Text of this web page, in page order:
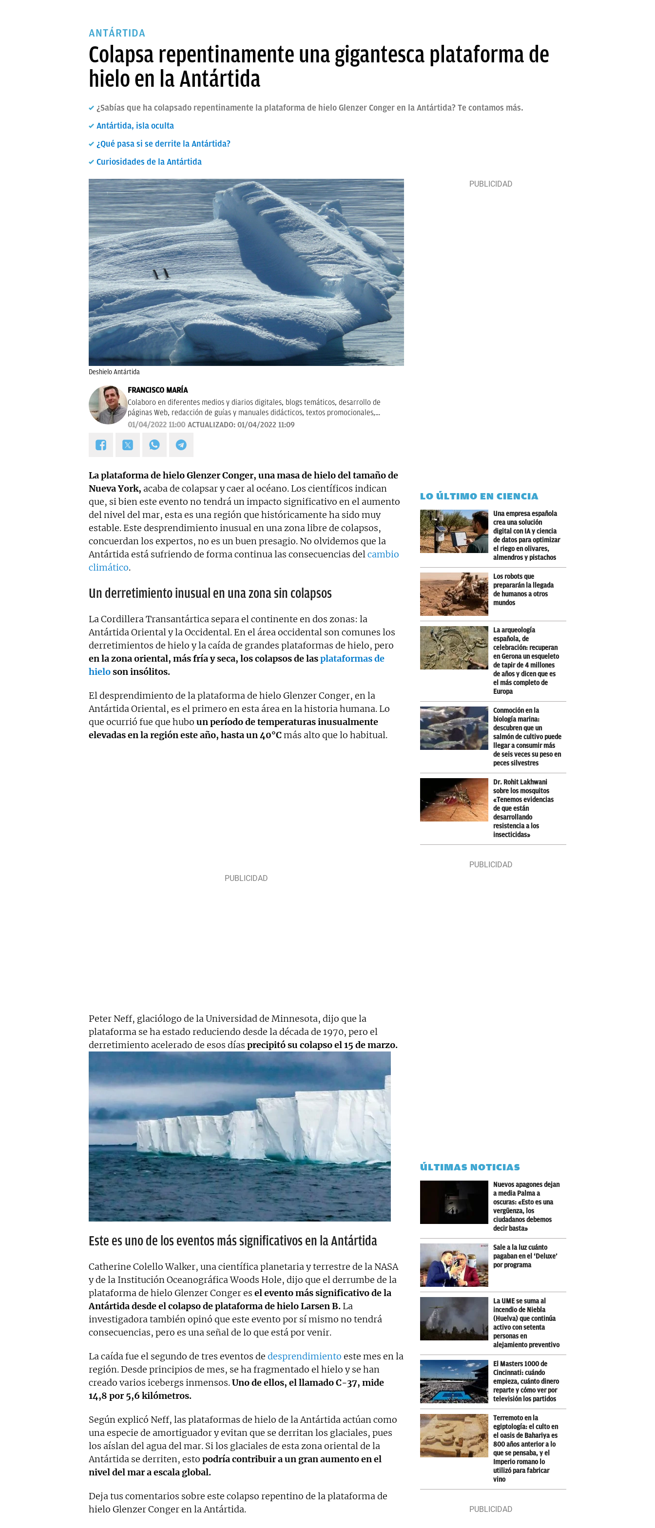
ANTÁRTIDA
Colapsa repentinamente una gigantesca plataforma de
hielo en la Antártida
¿Sabías que ha colapsado repentinamente la plataforma de hielo Glenzer Conger en la Antártida? Te contamos más.
Antártida, isla oculta
¿Qué pasa si se derrite la Antártida?
Curiosidades de la Antártida
Deshielo Antártida
FRANCISCO MARÍA
Colaboro en diferentes medios y diarios digitales, blogs temáticos, desarrollo de
páginas Web, redacción de guías y manuales didácticos, textos promocionales,
campañas publicitarias y de marketing, artículos de opinión, relatos y guiones, y
calidad, bien documentado y revisado, así como a la curación y depuración de textos.
01/04/2022 11:00 ACTUALIZADO: 01/04/2022 11:09
La plataforma de hielo Glenzer Conger, una masa de hielo del tamaño de
Nueva York, acaba de colapsar y caer al océano. Los científicos indican
que, si bien este evento no tendrá un impacto significativo en el aumento
del nivel del mar, esta es una región que históricamente ha sido muy
estable. Este desprendimiento inusual en una zona libre de colapsos,
concuerdan los expertos, no es un buen presagio. No olvidemos que la
Antártida está sufriendo de forma continua las consecuencias delcambio
climático.
Un derretimiento inusual en una zona sin colapsos
La Cordillera Transantártica separa el continente en dos zonas: la
Antártida Oriental y la Occidental. En el área occidental son comunes los
derretimientos de hielo y la caída de grandes plataformas de hielo, pero
en la zona oriental, más fría y seca, los colapsos de lasplataformas de
hieloson insólitos.
El desprendimiento de la plataforma de hielo Glenzer Conger, en la
Antártida Oriental, es el primero en esta área en la historia humana. Lo
que ocurrió fue que hubo un período de temperaturas inusualmente
elevadas en la región este año, hasta un 40°Cmás alto que lo habitual.
Peter Neff, glaciólogo de la Universidad de Minnesota, dijo que la
plataforma se ha estado reduciendo desde la década de 1970, pero el
derretimiento acelerado de esos días precipitó su colapso el 15 de marzo.
Este es uno de los eventos más significativos en la Antártida
Catherine Colello Walker, una científica planetaria y terrestre de la NASA
y de la Institución Oceanográfica Woods Hole, dijo que el derrumbe de la
plataforma de hielo Glenzer Conger es el evento más significativo de la
Antártida desde el colapso de plataforma de hielo Larsen B. La
investigadora también opinó que este evento por sí mismo no tendrá
consecuencias, pero es una señal de lo que está por venir.
La caída fue el segundo de tres eventos de desprendimiento este mes en la
región. Desde principios de mes, se ha fragmentado el hielo y se han
creado varios icebergs inmensos.Uno de ellos, el llamado C-37, mide
14,8 por 5,6 kilómetros.
Según explicó Neff, las plataformas de hielo de la Antártida actúan como
una especie de amortiguador y evitan que se derritan los glaciales, pues
los aíslan del agua del mar. Si los glaciales de esta zona oriental de la
Antártida se derriten, esto podría contribuir a un gran aumento en el
nivel del mar a escala global.
Deja tus comentarios sobre este colapso repentino de la plataforma de
hielo Glenzer Conger en la Antártida.
LO ÚLTIMO EN CIENCIA
Una empresa española
crea una solución
digital con IA y ciencia
de datos para optimizar
el riego en olivares,
almendros y pistachos
Los robots que
prepararán la llegada
de humanos a otros
mundos
La arqueología
española, de
celebración: recuperan
en Gerona un esqueleto
de tapir de 4 millones
de años y dicen que es
el más completo de
Europa
Conmoción en la
biología marina:
descubren que un
salmón de cultivo puede
llegar a consumir más
de seis veces su peso en
peces silvestres
Dr. Rohit Lakhwani
sobre los mosquitos
«Tenemos evidencias
de que están
desarrollando
resistencia a los
insecticidas»
ÚLTIMAS NOTICIAS
Nuevos apagones dejan
a media Palma a
oscuras: «Esto es una
vergüenza, los
ciudadanos debemos
decir basta»
Sale a la luz cuánto
pagaban en el ‘Deluxe’
por programa
La UME se suma al
incendio de Niebla
(Huelva) que continúa
activo con setenta
personas en
alejamiento preventivo
El Masters 1000 de
Cincinnati: cuándo
empieza, cuánto dinero
reparte y cómo ver por
televisión los partidos
Terremoto en la
egiptología: el culto en
el oasis de Bahariya es
800 años anterior a lo
que se pensaba, y el
Imperio romano lo
utilizó para fabricar
vino